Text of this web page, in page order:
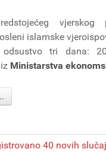
vjerskog
islamske
odsustvo tri dana:
Ministarstva
40 novih